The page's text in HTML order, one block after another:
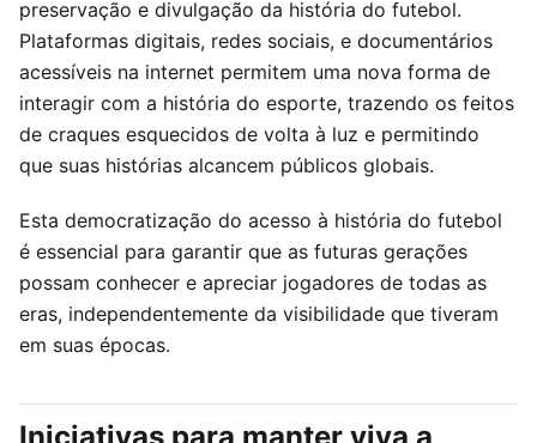
preservação e divulgação da história do futebol.
Plataformas digitais, redes sociais, e documentários
acessíveis na internet permitem uma nova forma de
interagir com a história do esporte, trazendo os feitos
de craques esquecidos de volta à luz e permitindo
que suas histórias alcancem públicos globais.
Esta democratização do acesso à história do futebol
é essencial para garantir que as futuras gerações
possam conhecer e apreciar jogadores de todas as
eras, independentemente da visibilidade que tiveram
em suas épocas.